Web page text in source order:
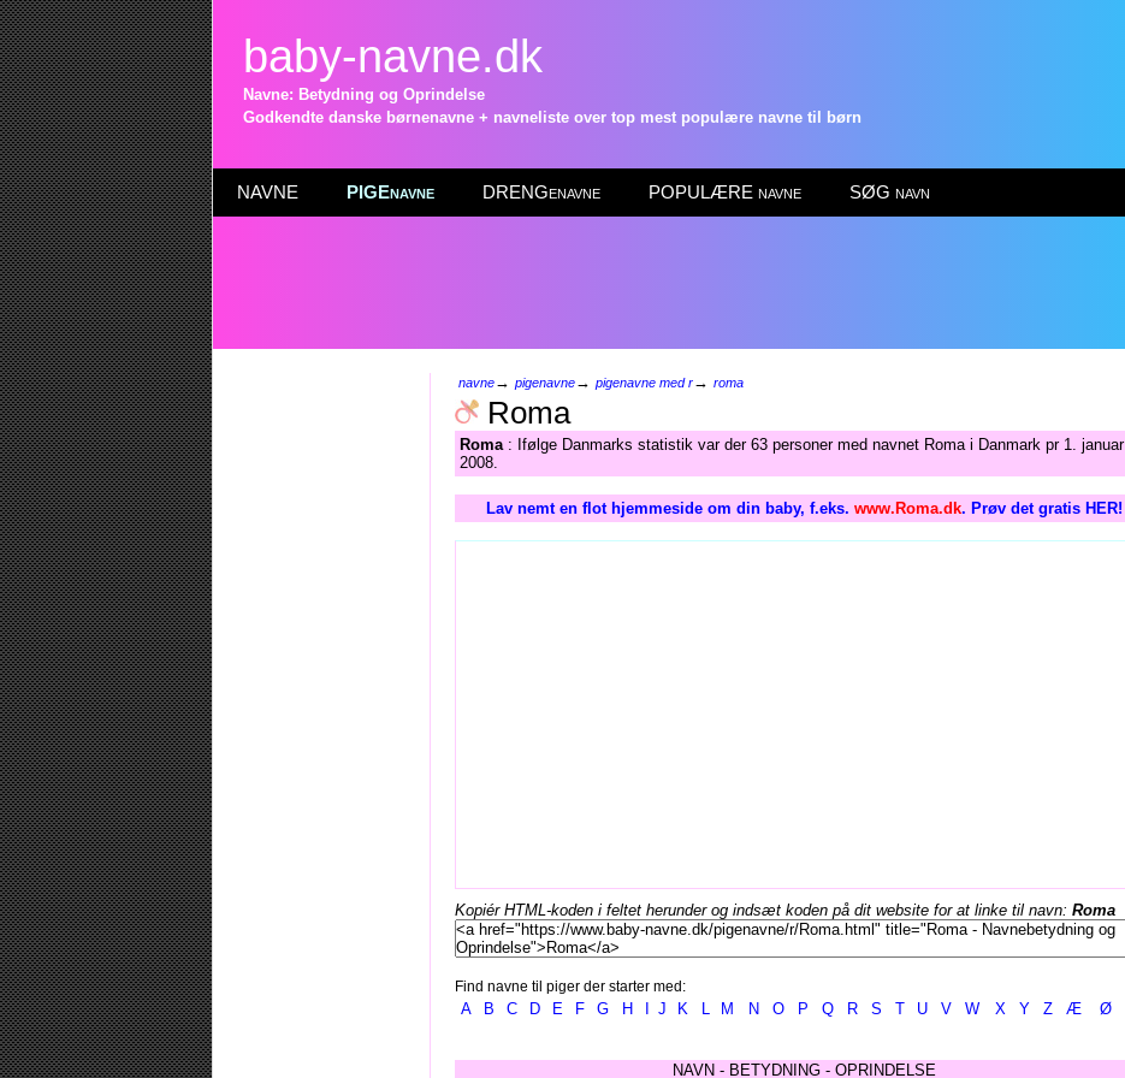
baby-navne.dk
Navne: Betydning og Oprindelse
Godkendte danske børnenavne + navneliste over top mest populære navne til børn
NAVNE PIGEnavne DRENGenavne POPULÆRE navne SØG navn
navne→ pigenavne→ pigenavne med r→ roma
Roma
Roma: Ifølge Danmarks statistik var der 63 personer med navnet Roma i Danmark pr 1. januar
2008.
Lav nemt en flot hjemmeside om din baby, f.eks. www.Roma.dk. Prøv det gratis HER!
Kopiér HTML-koden i feltet herunder og indsæt koden på dit website for at linke til navn: Roma
Find navne til piger der starter med:
A B C D E F G H J K L M N O P Q R S T U V W X Y Z Æ Ø
NAVN - BETYDNING - OPRINDELSE